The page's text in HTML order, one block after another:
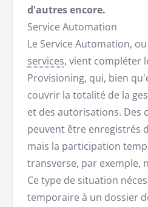
d'autres encore.
Service Automation
Le Service Automation, ou
services, vient compléter
Provisioning, qui, bien
couvrir la totalité de la
et des autorisations. Des
peuvent être enregistrés
mais la participation
transverse, par exemple,
Ce type de situation
temporaire à un dossier